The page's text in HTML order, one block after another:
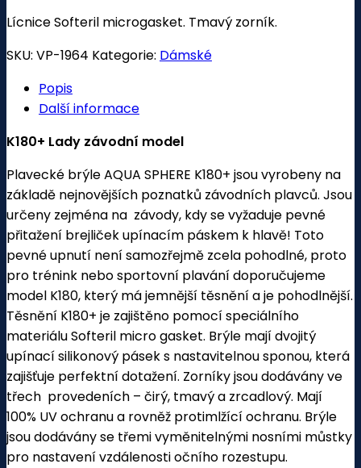
Lícnice Softeril microgasket. Tmavý zorník.
SKU: VP-1964 Kategorie: Dámské
Popis
Další informace
K180+ Lady závodní model
Plavecké brýle AQUA SPHERE K180+ jsou vyrobeny na
základě nejnovějších poznatků závodních plavců. Jsou
určeny zejména na závody, kdy se vyžaduje pevné
přitažení brejliček upínacím páskem k hlavě! Toto
pevné upnutí není samozřejmě zcela pohodlné, proto
pro trénink nebo sportovní plavání doporučujeme
model K180, který má jemnější těsnění a je pohodlnější.
Těsnění K180+ je zajištěno pomocí speciálního
materiálu Softeril micro gasket. Brýle mají dvojitý
upínací silikonový pásek s nastavitelnou sponou, která
zajišťuje perfektní dotažení. Zorníky jsou dodávány ve
třech provedeních – čirý, tmavý a zrcadlový. Mají
100% UV ochranu a rovněž protimlžící ochranu. Brýle
jsou dodávány se třemi vyměnitelnými nosními můstky
pro nastavení vzdálenosti očního rozestupu.